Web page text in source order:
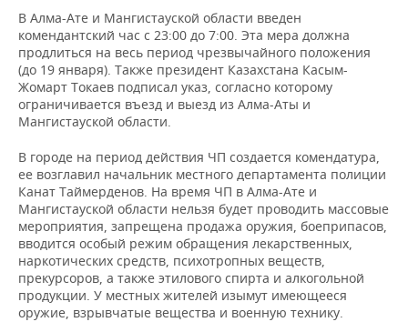
ДЕКЛАРАЦИИ О ДОХОДАХ
КОРОЛИ ГОСЗАКАЗА ПФО
ВУЗЫ ТАТАРСТАНА
ТОРГОВЫЕ ЦЕНТРЫ
ТАТАРСТАНА
НОВОСТИ ЭКОНОМИКИ
ФИНАНСЫ
БАНКИ
ИНВЕСТИЦИИ
ПРОМЫШЛЕННОСТЬ
НОВОСТИ
ПРОМЫШЛЕННОСТИ
АГРОПРОМ
МАШИНОСТРОЕНИЕ
НЕФТЕХИМИЯ
НЕФТЬ
ОПК
ЭНЕРГЕТИКА
НЕДВИЖИМОСТЬ
НОВОСТИ НЕДВИЖИМОСТИ
АВТО
НОВОСТИ БИЗНЕСА
РОЗНИЧНАЯ ТОРГОВЛЯ
ТРАНСПОРТ
УСЛУГИ
ТЕХНОЛОГИИ
НОВОСТИ ТЕХНОЛОГИЙ
IT
МЕДИА
МЕРОПРИЯТИЯ
НОВОСТИ МЕРОПРИЯТИЙ
ВЫЕЗДНАЯ РЕДАКЦИЯ
СПОРТ
НОВОСТИ СПОРТА
ОБЩЕСТВО
В Алма-Ате и Мангистауской области введен
комендантский час с 23:00 до 7:00. Эта мера должна
продлиться на весь период чрезвычайного положения
(до 19 января). Также президент Казахстана Касым-
Жомарт Токаев подписал указ, согласно которому
ограничивается въезд и выезд из Алма-Аты и
Мангистауской области.
В городе на период действия ЧП создается комендатура,
ее возглавил начальник местного департамента полиции
Канат Таймерденов. На время ЧП в Алма-Ате и
Мангистауской области нельзя будет проводить массовые
мероприятия, запрещена продажа оружия, боеприпасов,
вводится особый режим обращения лекарственных,
наркотических средств, психотропных веществ,
прекурсоров, а также этилового спирта и алкогольной
продукции. У местных жителей изымут имеющееся
оружие, взрывчатые вещества и военную технику.